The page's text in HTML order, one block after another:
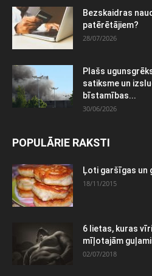
Bezskaidras
patērētājiem?
28/07/2026
Plašs
satiksme un
bīstamības...
30/06/2026
POPULĀRIE RAKSTI
Ļoti garšīgas un
18/11/2015
6 lietas, kuras
mīļotajām
02/07/2018